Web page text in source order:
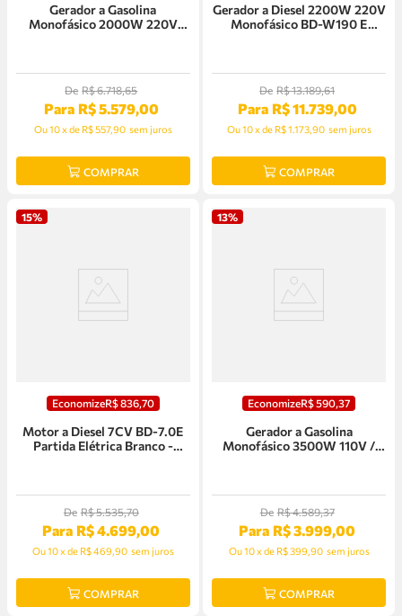
Gerador a Gasolina
Monofásico 2000W 220V
De R$6.718,65
Para R$5.579,00
Ou10xde R$ 557,90 sem juros
COMPRAR
Gerador a Diesel 2200W 220V
Monofásico BD-W190 E
De R$13.189,61
Para R$11.739,00
Ou10xde R$ 1.173,90 sem juros
COMPRAR
15%
EconomizeR$836, 70
Motor a Diesel 7CV BD-7.0E
Partida Elétrica Branco -
De R$5.535,70
Para R$4.699,00
Ou10xde R$ 469,90 sem juros
COMPRAR
13%
EconomizeR$ 590 ,37
Gerador a Gasolina
Monofásico 3500W 110V /
De R$4.589,37
Para R$3.999,00
Ou10xde R$ 399,90 sem juros
COMPRAR